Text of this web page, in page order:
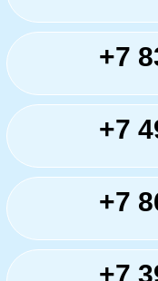
+7
+7
+7
+7